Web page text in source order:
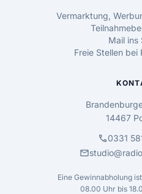
Vermarktung,
Mail ins
Freie Stellen bei
14467
call0331
mail
Eine Gewinnabholung
08.00 Uhr bis